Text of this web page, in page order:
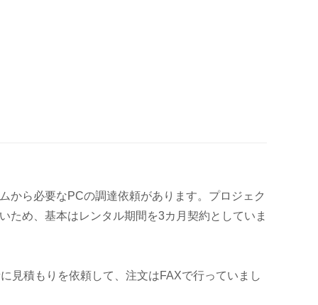
から必要なPCの調達依頼があります。プロジェク
ため、基本はレンタル期間を3カ月契約としていま
見積もりを依頼して、注文はFAXで行っていまし